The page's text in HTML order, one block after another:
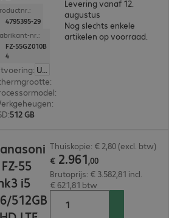
4795395-29
nr.:
FZ-55GZ010B
4
:
US (Engels)
:
:
:
:512 GB
Levering vanaf 12.
augustus
Nog slechts enkele
artikelen op voorraad.
55
i5
512GB
Thuiskopie: € 2,80 (excl. btw)
€ 2.961,00
Brutoprijs: € 3.582,81 incl.
€ 621,81 btw